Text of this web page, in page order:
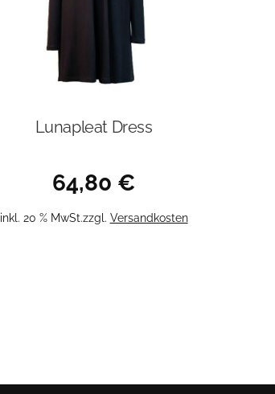
Lunapleat Dress
64,80 €
inkl. 20 % MwSt.zzgl. Versandkosten